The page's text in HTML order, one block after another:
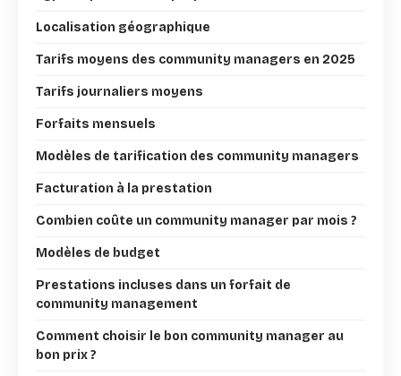
Localisation géographique
Tarifs moyens des community managers en 2025
Tarifs journaliers moyens
Forfaits mensuels
Modèles de tarification des community managers
Facturation à la prestation
Combien coûte un community manager par mois ?
Modèles de budget
Prestations incluses dans un forfait de
community management
Comment choisir le bon community manager au
bon prix ?